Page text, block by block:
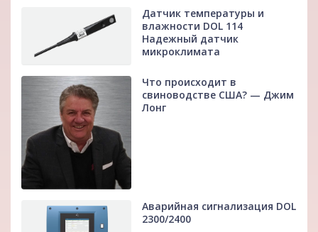
Датчик температуры и
влажности DOL 114
Надежный датчик
микроклимата
Что происходит в
свиноводстве США? — Джим
Лонг
Аварийная сигнализация DOL
2300/2400